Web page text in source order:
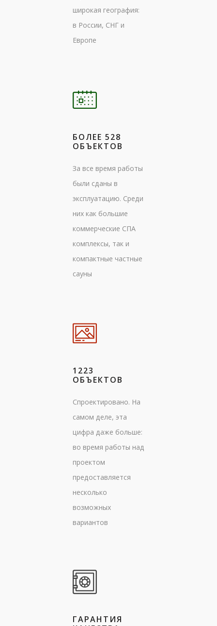
широкая география:
в России, СНГ и
Европе
БОЛЕЕ 528
ОБЪЕКТОВ
За все время работы
были сданы в
эксплуатацию. Среди
них как большие
коммерческие СПА
комплексы, так и
компактные частные
сауны
1223
ОБЪЕКТОВ
Спроектировано. На
самом деле, эта
цифра даже больше:
во время работы над
проектом
предоставляется
несколько
возможных
вариантов
ГАРАНТИЯ